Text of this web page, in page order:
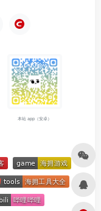
本站 app（安卓）